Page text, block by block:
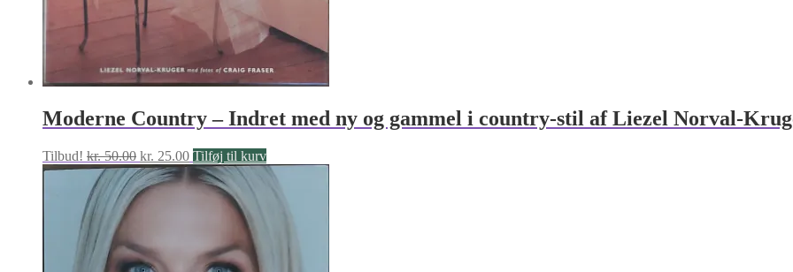
Moderne Country – Indret med ny og gammel i country-stil af Liezel Norval-
Tilbud! kr.50.00 Den
oprindelige
pris
var:
kr. 25.00Den
aktuelle
pris
kr. 25.00.
Tilføj til kurv